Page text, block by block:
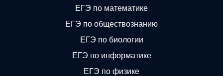
ЕГЭ по математике
ЕГЭ по обществознанию
ЕГЭ по биологии
ЕГЭ по информатике
ЕГЭ по физике